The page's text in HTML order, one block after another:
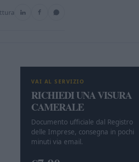
VAI AL SERVIZIO
RICHIEDI UNA VISURA
CAMERALE
Documento ufficiale dal Registro
delle Imprese, consegna in pochi
minuti via email.